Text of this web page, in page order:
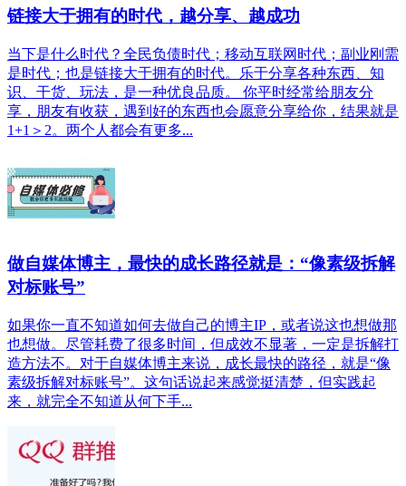
链接大于拥有的时代，越分享、越成功
当下是什么时代？全民负债时代；移动互联网时代；副业刚需
是时代；也是链接大于拥有的时代。乐于分享各种东西、知
识、干货、玩法，是一种优良品质。 你平时经常给朋友分
享，朋友有收获，遇到好的东西也会愿意分享给你，结果就是
1+1＞2。两个人都会有更多...
做自媒体博主，最快的成长路径就是：“像素级拆解
对标账号”
如果你一直不知道如何去做自己的博主IP，或者说这也想做那
也想做。尽管耗费了很多时间，但成效不显著，一定是拆解打
造方法不。对于自媒体博主来说，成长最快的路径，就是“像
素级拆解对标账号”。这句话说起来感觉挺清楚，但实践起
来，就完全不知道从何下手...